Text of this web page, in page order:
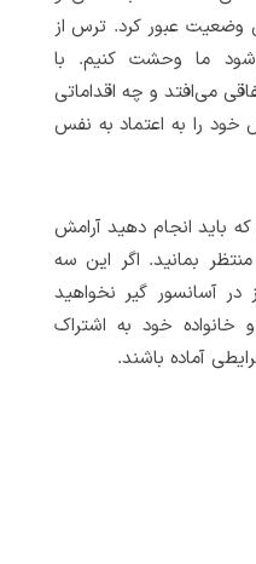
وضعیت عبور کرد. ترس از
ما وحشت کنیم. با
می‌افتد و چه اقداماتی
خود را به اعتماد به نفس
که باید انجام دهید آرامش
بمانید. اگر این سه
در آسانسور گیر نخواهید
خانواده خود به اشتراک
آماده باشند.